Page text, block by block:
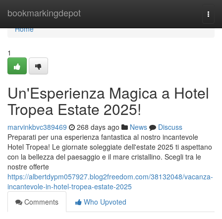
bookmarkingdepot
Home
Home
1
Un'Esperienza Magica a Hotel
Tropea Estate 2025!
marvinkbvc389469 268 days ago News
Discuss
Preparati per una esperienza fantastica al nostro incantevole
Hotel Tropea! Le giornate soleggiate dell'estate 2025 ti aspettano
con la bellezza del paesaggio e il mare cristallino. Scegli tra le
nostre offerte
https://albertdypm057927.blog2freedom.com/38132048/vacanza-
incantevole-in-hotel-tropea-estate-2025
Comments
Who Upvoted